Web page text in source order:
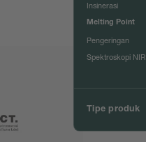
Insinerasi
Melting Point
Pengeringan
Spektroskopi NIR
Tipe produk